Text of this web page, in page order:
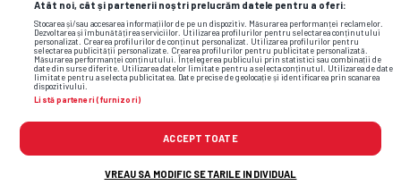
Atât noi, cât și partenerii noștri prelucrăm datele pentru a oferi:
Stocarea și/sau accesarea informațiilor de pe un dispozitiv. Măsurarea performanței reclamelor.
Dezvoltarea și îmbunătățirea serviciilor. Utilizarea profilurilor pentru selectarea conținutului
personalizat. Crearea profilurilor de conținut personalizat. Utilizarea profilurilor pentru
selectarea publicității personalizate. Crearea profilurilor pentru publicitate personalizată.
Măsurarea performanței conținutului. Înțelegerea publicului prin statistici sau combinații de
date din surse diferite. Utilizarea datelor limitate pentru a selecta conținutul. Utilizarea de date
limitate pentru a selecta publicitatea. Date precise de geolocație și identificarea prin scanarea
dispozitivului.
Listă parteneri (furnizori)
ACCEPT TOATE
VREAU SA MODIFIC SETARILE INDIVIDUAL